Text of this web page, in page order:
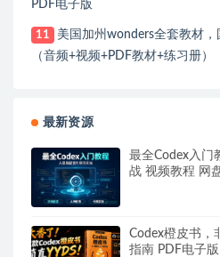
PDF电子版
11
美国加州wonders全套教材
（音频+视频+PDF教材+练习册）
最新资源
最全Codex入门
战 视频教程 网
Codex橙皮书，
指南 PDF电子